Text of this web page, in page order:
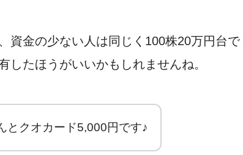
資金の少ない人は同じく100株20万円台で
したほうがいいかもしれませんね。
とクオカード5,000円です♪